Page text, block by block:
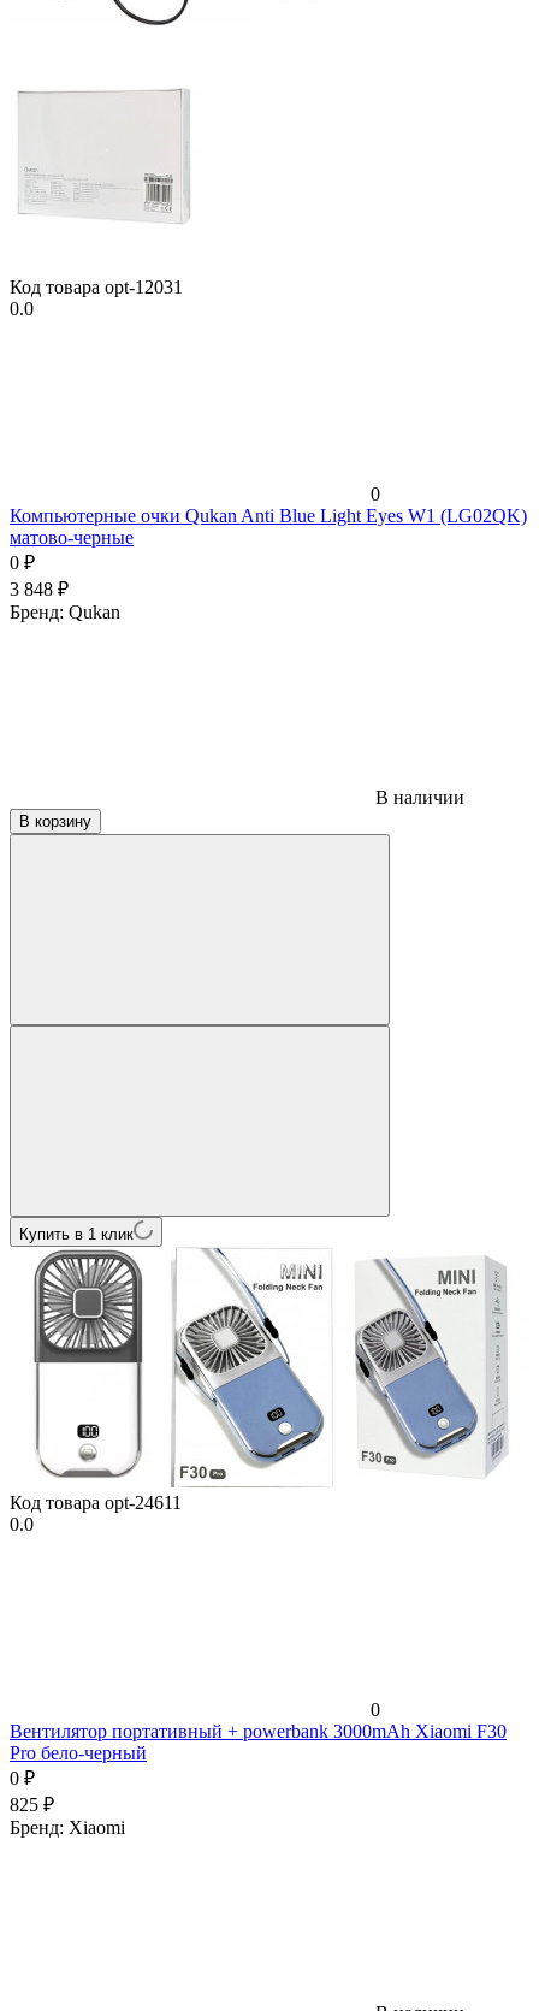
Код товара opt-12031
0.0
0
Компьютерные очки Qukan Anti Blue Light Eyes W1 (LG02QK)
матово-черные
0 ₽
3 848 ₽
Бренд: Qukan
В наличии
В корзину
Купить в 1 клик
Код товара opt-24611
0.0
0
Вентилятор портативный + powerbank 3000mAh Xiaomi F30
Pro бело-черный
0 ₽
825 ₽
Бренд: Xiaomi